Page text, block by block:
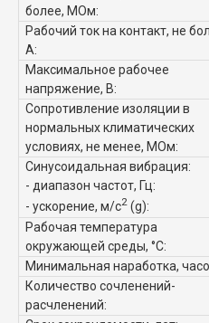
более, МОм:
Рабочий ток на контакт, не
А:
Максимальное рабочее
напряжение, В:
Сопротивление изоляции в
нормальных климатических
условиях, не менее, МОм:
Синусоидальная вибрация:
- диапазон частот, Гц:
- ускорение, м/с2 (g):
Рабочая температура
окружающей среды, °C:
Минимальная наработка,
Количество сочленений-
расчленений: